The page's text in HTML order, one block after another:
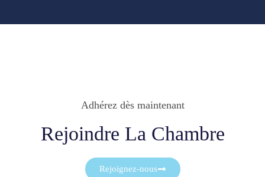
Adhérez dès maintenant
Rejoindre La Chambre
Rejoignez-nous